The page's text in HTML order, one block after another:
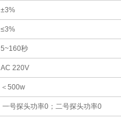
±3%
≤3%
5~160秒
AC 220V
＜500w
一号探头功率0；二号探头功率0